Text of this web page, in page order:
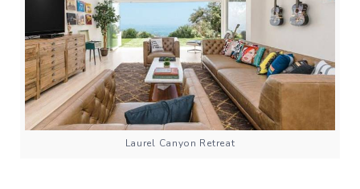
Laurel Canyon Retreat